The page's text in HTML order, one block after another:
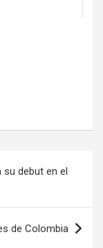
debut en el
de Colombia